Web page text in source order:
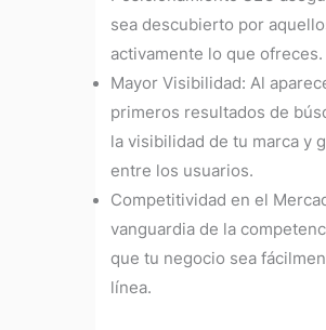
sea descubierto por
activamente lo que ofreces.
Mayor Visibilidad: Al
primeros resultados de
la visibilidad de tu marca y
entre los usuarios.
Competitividad en el
vanguardia de la
que tu negocio sea
línea.